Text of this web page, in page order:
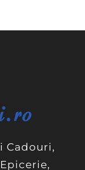
Cadouri,